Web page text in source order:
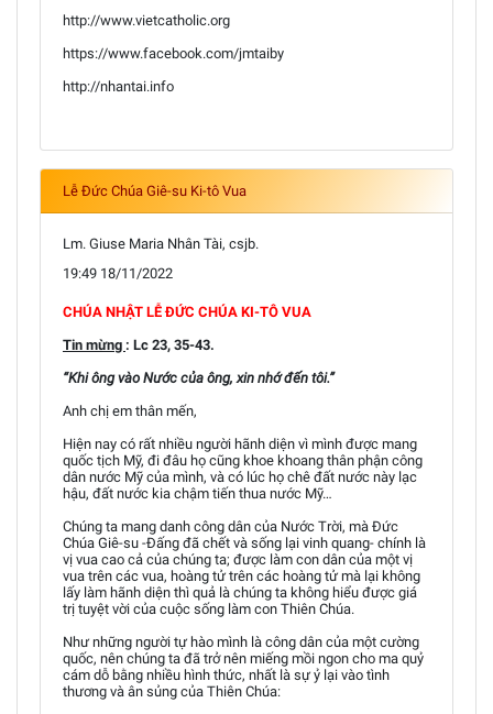
http://www.vietcatholic.org
https://www.facebook.com/jmtaiby
http://nhantai.info
Lễ Đức Chúa Giê-su Ki-tô Vua
Lm. Giuse Maria Nhân Tài, csjb.
19:49 18/11/2022
CHÚA NHẬT LỄ ĐỨC CHÚA KI-TÔ VUA
Tin mừng : Lc 23, 35-43.
“Khi ông vào Nước của ông, xin nhớ đến tôi.”
Anh chị em thân mến,
Hiện nay có rất nhiều người hãnh diện vì mình được mang
quốc tịch Mỹ, đi đâu họ cũng khoe khoang thân phận công
dân nước Mỹ của mình, và có lúc họ chê đất nước này lạc
hậu, đất nước kia chậm tiến thua nước Mỹ…
Chúng ta mang danh công dân của Nước Trời, mà Đức
Chúa Giê-su -Đấng đã chết và sống lại vinh quang- chính là
vị vua cao cả của chúng ta; được làm con dân của một vị
vua trên các vua, hoàng tử trên các hoàng tử mà lại không
lấy làm hãnh diện thì quả là chúng ta không hiểu được giá
trị tuyệt vời của cuộc sống làm con Thiên Chúa.
Như những người tự hào mình là công dân của một cường
quốc, nên chúng ta đã trở nên miếng mồi ngon cho ma quỷ
cám dỗ bằng nhiều hình thức, nhất là sự ỷ lại vào tình
thương và ân sủng của Thiên Chúa: